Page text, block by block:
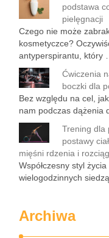
podstawa
pielęgnacji
Czego nie może
kosmetyczce?
antyperspirantu, który …
Ćwiczenia
boczki dla
Bez względu na cel,
nam podczas dążenia
Trening dla
postawy
mięśni rdzenia i
Współczesny styl
wielogodzinnych
Archiwa